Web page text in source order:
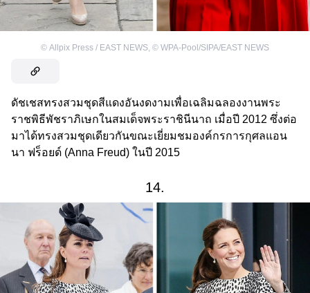
© Allpix Press / EAST NEWS, © WPA-Pool/SIPA/EAST NEWS
ดัชเชสทรงสวมชุดสีแดงอันงดงามเพื่อเฉลิมฉลองงานพระ
ราชพิธีพัชราภิเษกในสมเด็จพระราชินีนาถ เมื่อปี 2012 ซึ่งต่อ
มาได้ทรงสวมชุดเดียวกันขณะเยี่ยมชมองค์กรการกุศลแอน
นา ฟร็อยด์ (Anna Freud) ในปี 2015
14.